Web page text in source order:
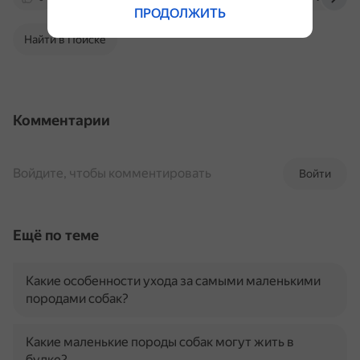
Найти в Поиске
Комментарии
Войти
Войдите, чтобы комментировать
Ещё по теме
Какие особенности ухода за самыми маленькими
породами собак?
Какие маленькие породы собак могут жить в
ПРОДОЛЖИТЬ